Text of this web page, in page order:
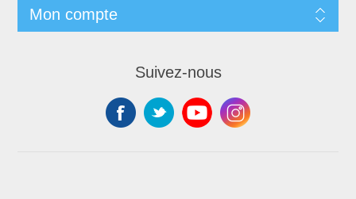
Mon compte
Suivez-nous